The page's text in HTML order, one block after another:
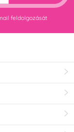
feldolgozását